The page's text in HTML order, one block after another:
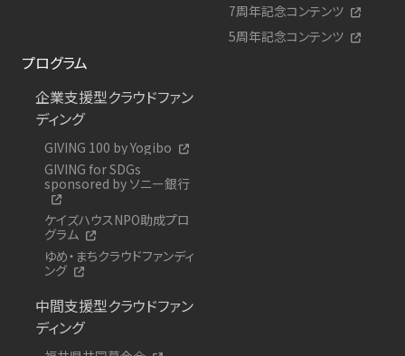
7周年記念コンテンツ
5周年記念コンテンツ
プログラム
企業支援型クラウドファン
ディング
GIVING 100 by Yogibo
GIVING for SDGs
sponsored by ソニー銀行
ケイズハウスNPO助成プロ
グラム
ゆめ・まちクラウドファンディ
ング
中間支援型クラウドファン
ディング